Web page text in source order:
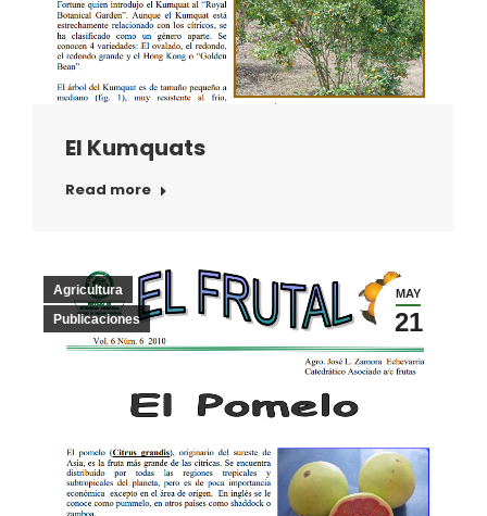
El Kumquats
Read more
MAY
21
Agricultura
Publicaciones